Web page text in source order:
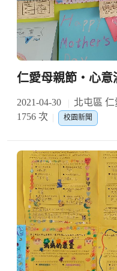
仁愛母親節‧心意
2021-04-30 北屯區
1756 次
校園新聞